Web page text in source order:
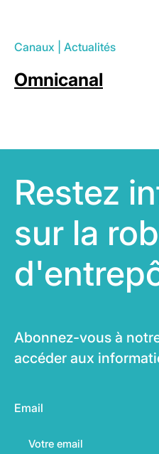
Canaux Actualités
Omnicanal
Restez
sur la
Abonnez-vous à
accéder aux
Email